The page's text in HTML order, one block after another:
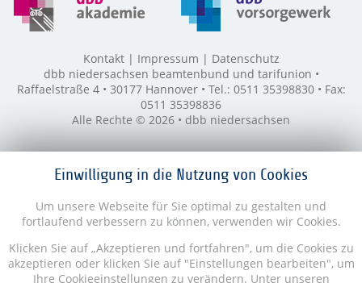
Einwilligung in die Nutzung von Cookies
Um unsere Webseite für Sie optimal zu gestalten und
fortlaufend verbessern zu können, verwenden wir Cookies.
Klicken Sie auf „Akzeptieren und fortfahren", um die Cookies zu
akzeptieren oder klicken Sie auf "Einstellungen bearbeiten", um
Ihre Cookieeinstellungen zu verändern. Unter unseren
Kontakt Impressum
Datenschutz
dbb niedersachsen beamtenbund und tarifunion •
Raffaelstraße 4 • 30177 Hannover • Tel.: 0511 35398830 • Fax:
0511 35398836
Alle Rechte © 2026 • dbb niedersachsen